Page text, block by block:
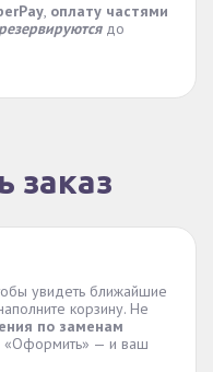
, оплату частями
резервируютсядо
заказ
увидеть ближайшие
корзину. Не
по заменам
«Оформить» — и ваш